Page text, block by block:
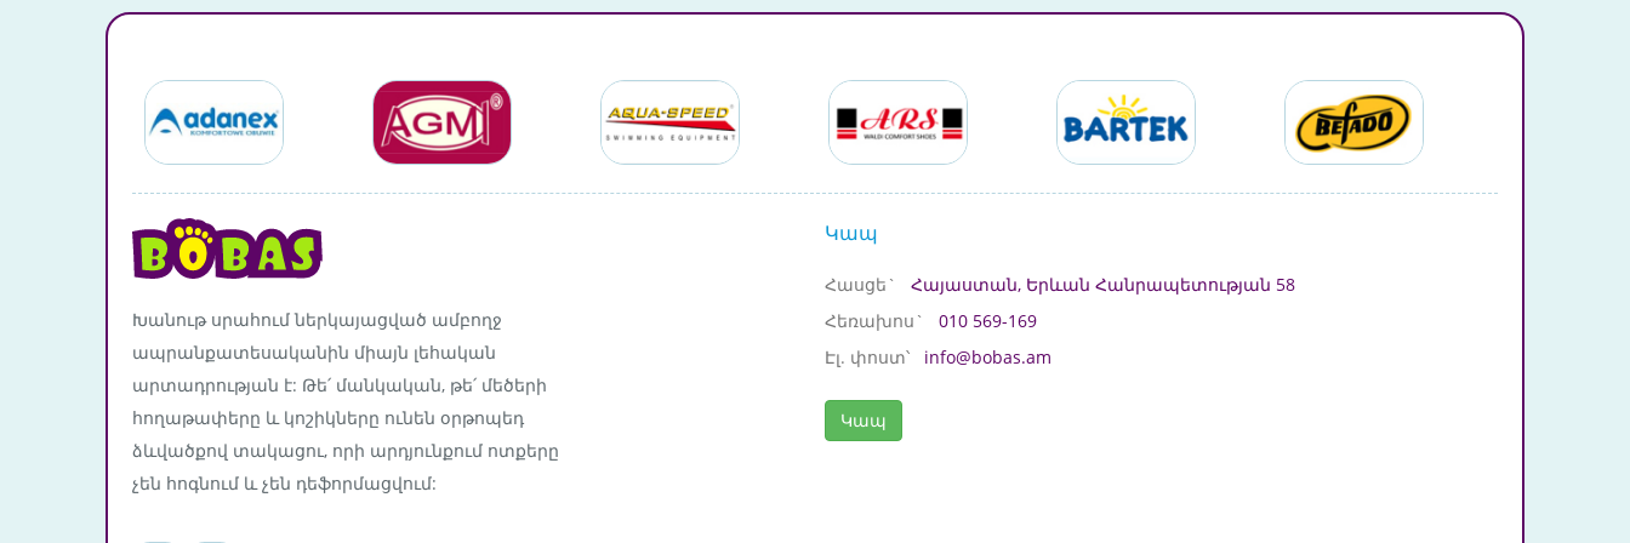
Խանութ սրահում ներկայացված ամբողջ
ապրանքատեսականին միայն լեհական
արտադրության է: Թե՛ մանկական, թե՛ մեծերի
հողաթափերը և կոշիկները ունեն օրթոպեդ
ձևվածքով տակացու, որի արդյունքում ոտքերը
չեն հոգնում և չեն դեֆորմացվում:
Կապ
Հասցե`
Հայաստան, Երևան Հանրապետության 58
Հեռախոս`
010 569-169
Էլ. փոստ՝
info@bobas.am
Կապ